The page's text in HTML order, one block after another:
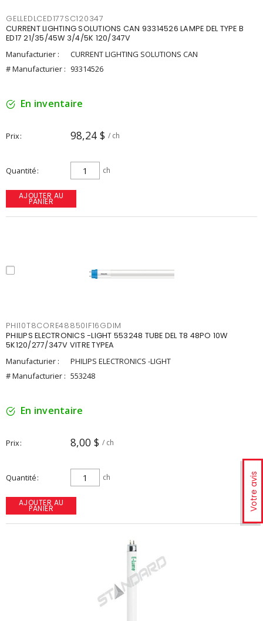
Votre avis
GELLEDLCED177SC120347
CURRENT LIGHTING SOLUTIONS CAN 93314526 LAMPE DEL TYPE B
ED17 21/35/45W 3/4/5K 120/347V
Manufacturier :
CURRENT LIGHTING SOLUTIONS CAN
# Manufacturier : 93314526
En inventaire
Prix 98,24 $ / ch
Quantité ch
AJOUTER AU
PANIER
PHI10T8CORE48850IF16GDIM
PHILIPS ELECTRONICS -LIGHT 553248 TUBE DEL T8 48PO 10W
5K120/277/347V VITRE TYPEA
Manufacturier :
PHILIPS ELECTRONICS -LIGHT
# Manufacturier : 553248
En inventaire
Prix 8,00 $ / ch
Quantité ch
AJOUTER AU
PANIER